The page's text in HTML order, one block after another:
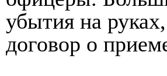
убытия на
договор о